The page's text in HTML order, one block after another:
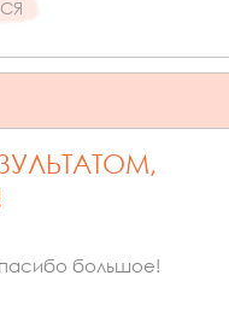
большое!